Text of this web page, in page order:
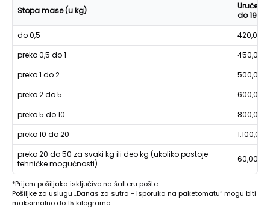
Stopa mase (u kg)
Uručenje
do 19h
do 0,5
420,00
preko 0,5 do 1
450,00
preko 1 do 2
500,00
preko 2 do 5
600,00
preko 5 do 10
800,00
preko 10 do 20
1.100,00
preko 20 do 50 za svaki kg ili deo kg (ukoliko postoje
tehničke mogućnosti)
60,00
*Prijem pošiljaka isključivo na šalteru pošte.
Pošiljke za uslugu „Danas za sutra - isporuka na paketomatu“ mogu biti
maksimalno do 15 kilograma.